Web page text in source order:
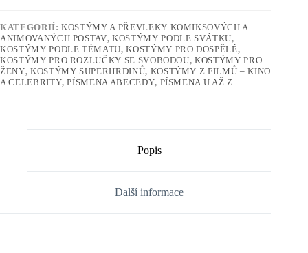
KATEGORIÍ:KOSTÝMY A PŘEVLEKY KOMIKSOVÝCH A
ANIMOVANÝCH POSTAV,KOSTÝMY PODLE SVÁTKU,
KOSTÝMY PODLE TÉMATU,KOSTÝMY PRO DOSPĚLÉ,
KOSTÝMY PRO ROZLUČKY SE SVOBODOU,KOSTÝMY PRO
ŽENY, KOSTÝMY SUPERHRDINŮ, KOSTÝMY Z FILMŮ – KINO
A CELEBRITY,PÍSMENA ABECEDY, PÍSMENA U AŽ Z
Popis
Další informace